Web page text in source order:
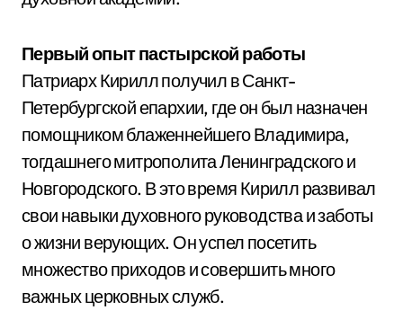
Первый опыт пастырской работы
Патриарх Кирилл получил в Санкт-
Петербургской епархии, где он был назначен
помощником блаженнейшего Владимира,
тогдашнего митрополита Ленинградского и
Новгородского. В это время Кирилл развивал
свои навыки духовного руководства и заботы
о жизни верующих. Он успел посетить
множество приходов и совершить много
важных церковных служб.